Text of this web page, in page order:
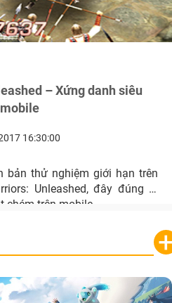
– Xứng danh siêu
16:30:00
bản thử nghiệm giới hạn trên
Unleashed, đây đúng là
chém trên mobile.